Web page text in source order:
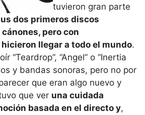
tuvieron gran parte
dos primeros discos
pero con
llegar a todo el mundo.
“Teardrop”, “Angel” o “Inertia
y bandas sonoras, pero no por
que eran algo nuevo y
que ver una cuidada
basada en el directo y,